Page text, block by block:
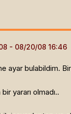
ayar bulabildim.
yararı olmadı..